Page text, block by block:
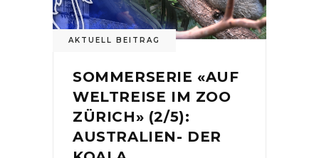
AKTUELL BEITRAG
SOMMERSERIE «AUF
WELTREISE IM ZOO
ZÜRICH» (2/5):
AUSTRALIEN- DER